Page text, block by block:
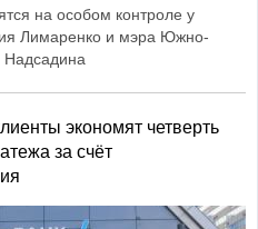
на особом контроле у
Лимаренко и мэра Южно-
Надсадина
экономят четверть
за счёт